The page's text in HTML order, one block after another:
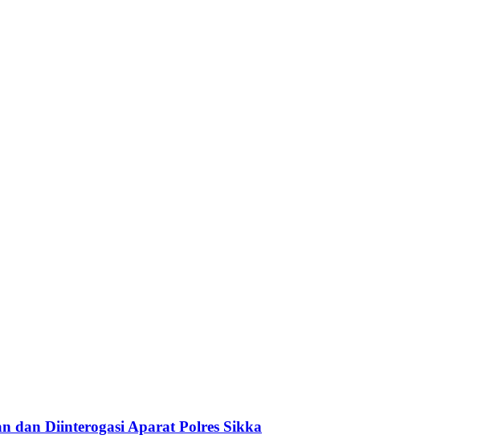
dan Diinterogasi Aparat Polres Sikka